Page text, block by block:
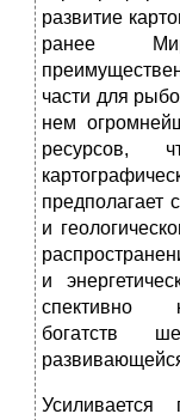
развитие
ранее
части для
нем
ресурсов,
предполагает
и
и
спективно
богатств
Усиливается